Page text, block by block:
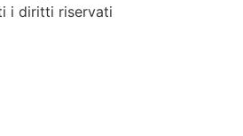
i diritti riservati